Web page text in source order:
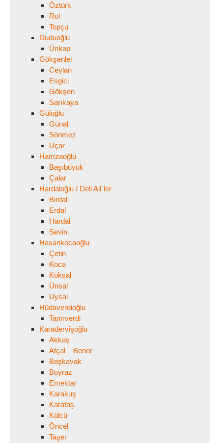
Öztürk
Rol
Topçu
Duduoğlu
Ünkap
Gökşenler
Ceylan
Esgici
Gökşen
Sarıkaya
Güloğlu
Günal
Sönmez
Uçar
Hamzaoğlu
Başıbüyük
Çalar
Hardaloğlu / Deli Ali´ler
Birdal
Erdal
Hardal
Sevin
Hasankocaoğlu
Çetin
Koca
Köksal
Ünsal
Uysal
Hüdaverdioğlu
Tanrıverdi
Karadervişoğlu
Akkaş
Atçal – Bener
Başkavak
Boyraz
Emektar
Karakuş
Karataş
Külcü
Öncel
Taşer